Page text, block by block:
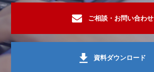
ご相談・お問い合わせ
資料ダウンロード